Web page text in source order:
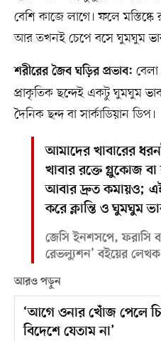
বেশি কাজে লাগে। ফলে
আর তখনই চেপে বসে ঘুমঘুম
শরীরের জৈব ঘড়ির প্রভাব:
প্রাকৃতিক ছন্দেই একটু ঘুমঘুম
দৈনিক ছন্দ বা সার্কাডিয়ান ডিপ।
আমাদের খাবারের
খাবার রক্তে গ্লুকোজ বা
আবার দ্রুত কমায়ও; এই
করে ক্লান্তি ও ঘুমঘুম
জেসি ইনশসপে, ফরাসি
রেভল্যুশন’ বইয়ের লেখক
আরও পড়ুন
‘আগে ওনার খোঁজ পেলে
বিদেশে যেতাম না’